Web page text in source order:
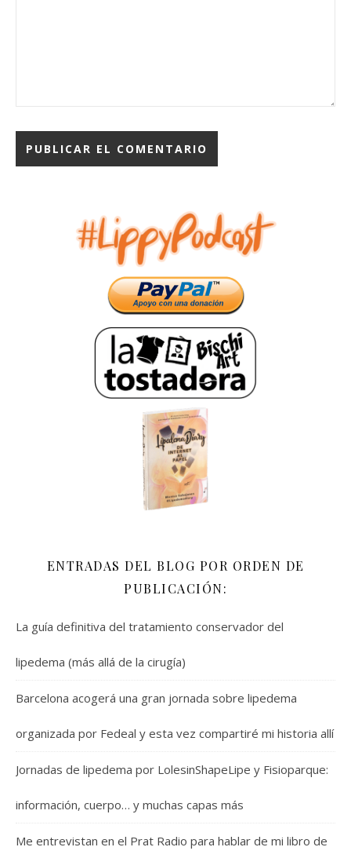
ENTRADAS DEL BLOG POR ORDEN DE
PUBLICACIÓN:
La guía definitiva del tratamiento conservador del
lipedema (más allá de la cirugía)
Barcelona acogerá una gran jornada sobre lipedema
organizada por Fedeal y esta vez compartiré mi historia allí
Jornadas de lipedema por LolesinShapeLipe y Fisioparque:
información, cuerpo… y muchas capas más
Me entrevistan en el Prat Radio para hablar de mi libro de